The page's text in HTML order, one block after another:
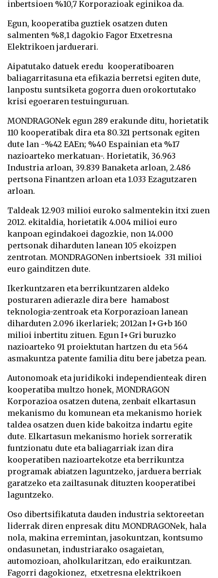
inbertsioen %10,7 Korporazioak eginikoa da.
Egun, kooperatiba guztiek osatzen duten
salmenten %8,1 dagokio Fagor Etxetresna
Elektrikoen jarduerari.
Aipatutako datuek eredu kooperatiboaren
baliagarritasuna eta efikazia berretsi egiten dute,
lanpostu suntsiketa gogorra duen orokortutako
krisi egoeraren testuinguruan.
MONDRAGONek egun 289 erakunde ditu, horietatik
110 kooperatibak dira eta 80.321 pertsonak egiten
dute lan -%42 EAEn; %40 Espainian eta %17
nazioarteko merkatuan-. Horietatik, 36.963
Industria arloan, 39.839 Banaketa arloan, 2.486
pertsona Finantzen arloan eta 1.033 Ezagutzaren
arloan.
Taldeak 12.903 milioi euroko salmentekin itxi zuen
2012. ekitaldia, horietatik 4.004 milioi euro
kanpoan egindakoei dagozkie, non 14.000
pertsonak diharduten lanean 105 ekoizpen
zentrotan. MONDRAGONen inbertsioek 331 milioi
euro gainditzen dute.
Ikerkuntzaren eta berrikuntzaren aldeko
posturaren adierazle dira bere hamabost
teknologia-zentroak eta Korporazioan lanean
diharduten 2.096 ikerlariek; 2012an I+G+b 160
milioi inbertitu zituen. Egun I+Gri buruzko
nazioarteko 91 proiektutan hartzen du eta 564
asmakuntza patente familia ditu bere jabetza pean.
Autonomoak eta juridikoki independienteak diren
kooperatiba multzo honek, MONDRAGON
Korporazioa osatzen dutena, zenbait elkartasun
mekanismo du komunean eta mekanismo horiek
taldea osatzen duen kide bakoitza indartu egite
dute. Elkartasun mekanismo horiek sorreratik
funtzionatu dute eta baliagarriak izan dira
kooperatiben nazioartekotze eta berrikuntza
programak abiatzen laguntzeko, jarduera berriak
garatzeko eta zailtasunak dituzten kooperatibei
laguntzeko.
Oso dibertsifikatuta dauden industria sektoreetan
liderrak diren enpresak ditu MONDRAGONek, hala
nola, makina erremintan, jasokuntzan, kontsumo
ondasunetan, industriarako osagaietan,
automozioan, aholkularitzan, edo eraikuntzan.
Fagorri dagokionez, etxetresna elektrikoen